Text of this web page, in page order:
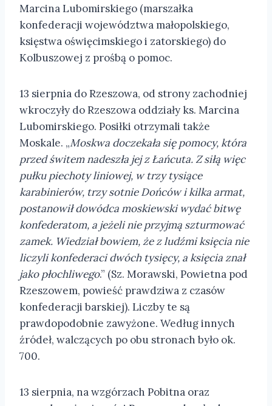
Marcina Lubomirskiego (marszałka
konfederacji województwa małopolskiego,
księstwa oświęcimskiego i zatorskiego) do
Kolbuszowej z prośbą o pomoc.
13 sierpnia do Rzeszowa, od strony zachodniej
wkroczyły do Rzeszowa oddziały ks. Marcina
Lubomirskiego. Posiłki otrzymali także
Moskale. „Moskwa doczekała się pomocy, która
przed świtem nadeszła jej z Łańcuta. Z siłą więc
pułku piechoty liniowej, w trzy tysiące
karabinierów, trzy sotnie Dońców i kilka armat,
postanowił dowódca moskiewski wydać bitwę
konfederatom, a jeżeli nie przyjmą szturmować
zamek. Wiedział bowiem, że z ludźmi księcia nie
liczyli konfederaci dwóch tysięcy, a księcia znał
jako płochliwego.” (Sz. Morawski, Powietna pod
Rzeszowem, powieść prawdziwa z czasów
konfederacji barskiej). Liczby te są
prawdopodobnie zawyżone. Według innych
źródeł, walczących po obu stronach było ok.
700.
13 sierpnia, na wzgórzach Pobitna oraz